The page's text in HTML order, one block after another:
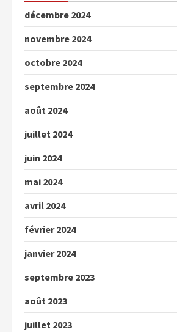
décembre 2024
novembre 2024
octobre 2024
septembre 2024
août 2024
juillet 2024
juin 2024
mai 2024
avril 2024
février 2024
janvier 2024
septembre 2023
août 2023
juillet 2023